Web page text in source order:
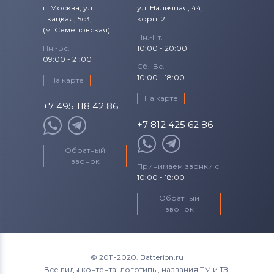
Samsung
Тачскрины для планшетов
Тачскрины для планшетов
Тачскрины для планшетовAssistant
Тачскрины для планшетов Genesis
Тачскрины для планшетовNanotab
Тачскрины для планшетовSony
Тачскрины для планшетовOnda
Тачскрины для планшетовEplutus
г. Москва, ул.
Ткацкая, 5с3,
(м. Семеновская)
Пн.-Вс.
09:00 - 21:00
На карте
+7 495 118 42 86
Обратный
звонок
ул. Наличная, 44,
корп. 2
Пн.-Пт.
10:00 - 20:00
Сб.-Вс.
10:00 - 18:00
На карте
+7 812 425 62 86
Принимаем звонки с
10:00 - 18:00
Обратный
звонок
© 2011-2020. Batterion.ru
Все виды контента: логотипы, названия ТМ и ТЗ,